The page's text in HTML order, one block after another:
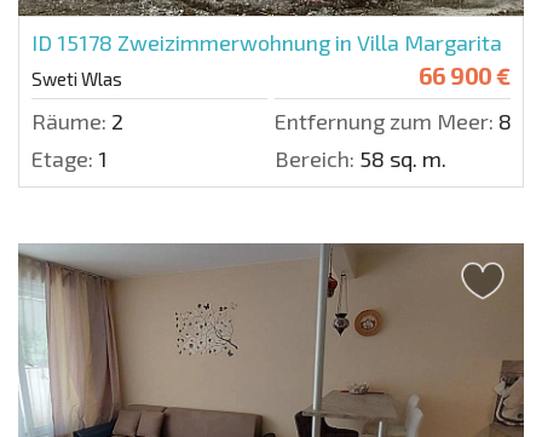
ID 15178 Zweizimmerwohnung in Villa Margarita
Sweti Wlas 66 900 €
Räume: 2 Entfernung zum Meer: 800
Etage: 1 Bereich: 58 sq. m.